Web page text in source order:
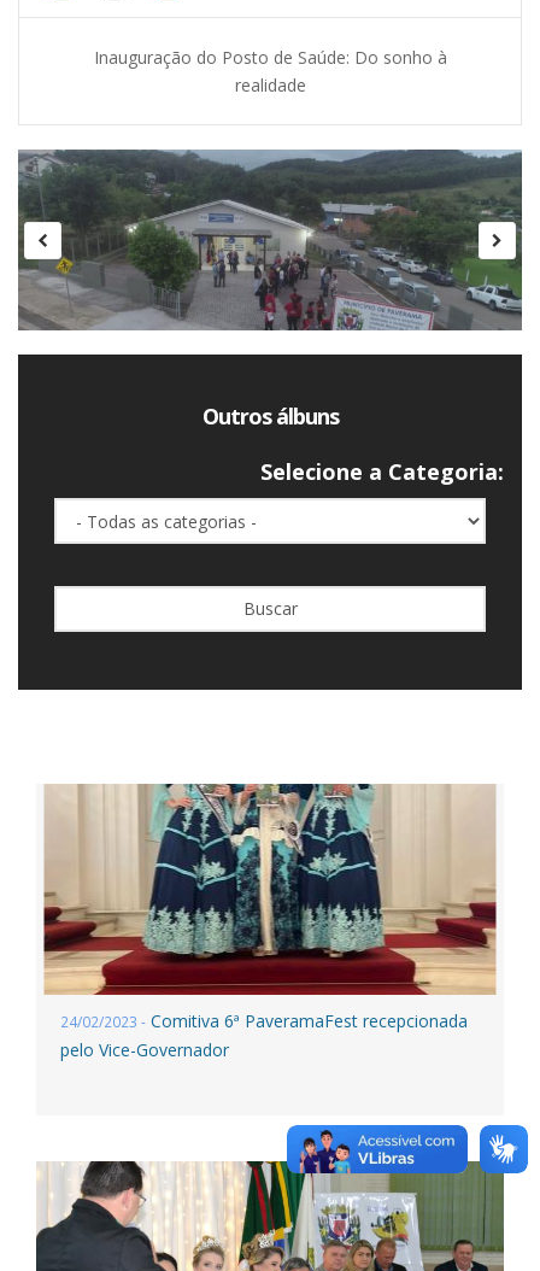
Inauguração do Posto de Saúde: Do sonho à
realidade
Outros álbuns
Selecione a Categoria:
Buscar
24/02/2023 - Comitiva 6ª PaveramaFest recepcionada
pelo Vice-Governador